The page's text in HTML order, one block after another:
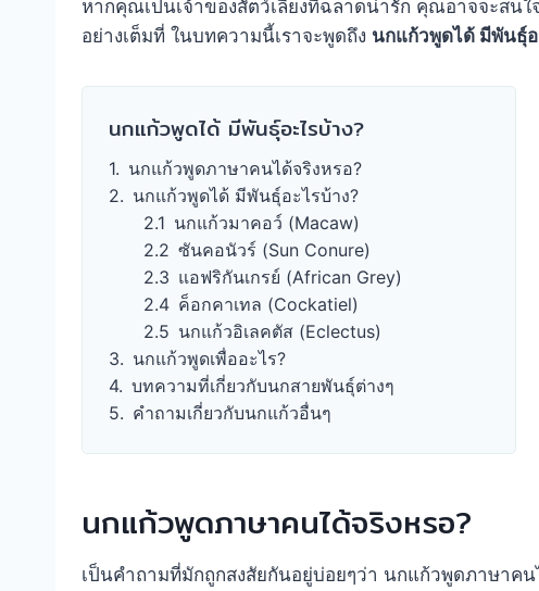
หากคุณเป็นเจ้าของสัตว์เลี้ยงที่ฉลาดน่ารัก คุณอาจจะสน
อย่างเต็มที่ ในบทความนี้เราจะพูดถึง นกแก้วพูดได้ มีพันธุ์
นกแก้วพูดได้ มีพันธุ์อะไรบ้าง?
นกแก้วพูดภาษาคนได้จริงหรอ?
นกแก้วพูดได้ มีพันธุ์อะไรบ้าง?
นกแก้วมาคอว์ (Macaw)
ซันคอนัวร์ (Sun Conure)
แอฟริกันเกรย์ (African Grey)
ค็อกคาเทล (Cockatiel)
นกแก้วอิเลคตัส (Eclectus)
นกแก้วพูดเพื่ออะไร?
บทความที่เกี่ยวกับนกสายพันธุ์ต่างๆ
คำถามเกี่ยวกับนกแก้วอื่นๆ
นกแก้วพูดภาษาคนได้จริงหรอ?
เป็นคำถามที่มักถูกสงสัยกันอยู่บ่อยๆว่า นกแก้วพูดภาษาค